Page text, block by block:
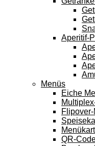
Aperitif-
Menüs
Eiche
QR-